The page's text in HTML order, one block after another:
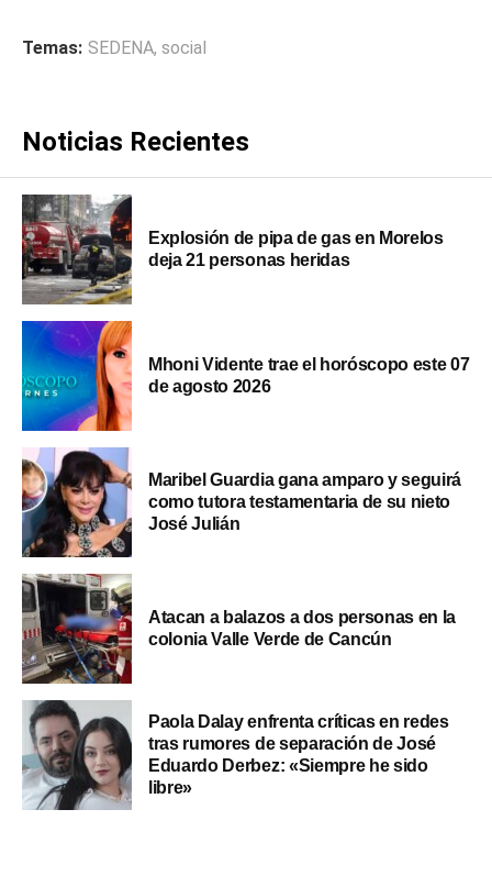
Temas: SEDENA, social
Noticias Recientes
Explosión de pipa de gas en Morelos
deja 21 personas heridas
Mhoni Vidente trae el horóscopo este 07
de agosto 2026
Maribel Guardia gana amparo y seguirá
como tutora testamentaria de su nieto
José Julián
Atacan a balazos a dos personas en la
colonia Valle Verde de Cancún
Paola Dalay enfrenta críticas en redes
tras rumores de separación de José
Eduardo Derbez: «Siempre he sido
libre»